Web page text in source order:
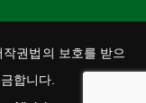
권법의 보호를 받으
합니다.